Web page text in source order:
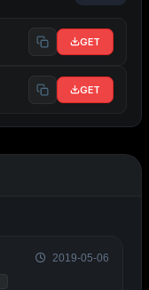
GET
GET
2019-05-06